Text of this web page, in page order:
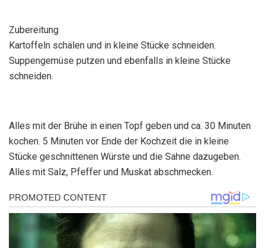
Zubereitung
Kartoffeln schälen und in kleine Stücke schneiden.
Suppengemüse putzen und ebenfalls in kleine Stücke
schneiden.
Alles mit der Brühe in einen Topf geben und ca. 30 Minuten
kochen. 5 Minuten vor Ende der Kochzeit die in kleine
Stücke geschnittenen Würste und die Sahne dazugeben.
Alles mit Salz, Pfeffer und Muskat abschmecken.